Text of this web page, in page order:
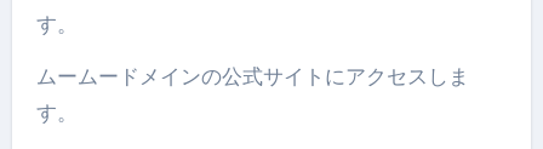
す。
ムームードメインの公式サイトにアクセスしま
す。